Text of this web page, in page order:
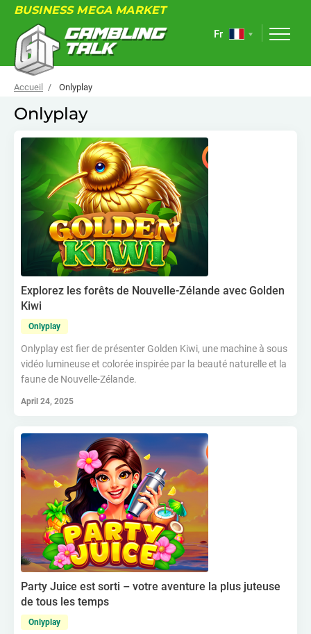
BUSINESS MEGA MARKET
FORUM
ARTICLES
NOUVELLES
LIENS UTILES
ÉVÉNEMENTS
Fr
Accueil Onlyplay
Onlyplay
Explorez les forêts de Nouvelle-Zélande avec Golden
Kiwi
Onlyplay
Onlyplay est fier de présenter Golden Kiwi, une machine à sous
vidéo lumineuse et colorée inspirée par la beauté naturelle et la
faune de Nouvelle-Zélande.
April 24, 2025
Party Juice est sorti – votre aventure la plus juteuse
de tous les temps
Onlyplay